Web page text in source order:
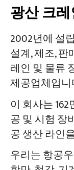
광산 크
2002년에 설
설계, 제조,
레인 및 물류
제공업체입니
이 회사는
공 및 시험 장
공 생산 라인
우리는 항공